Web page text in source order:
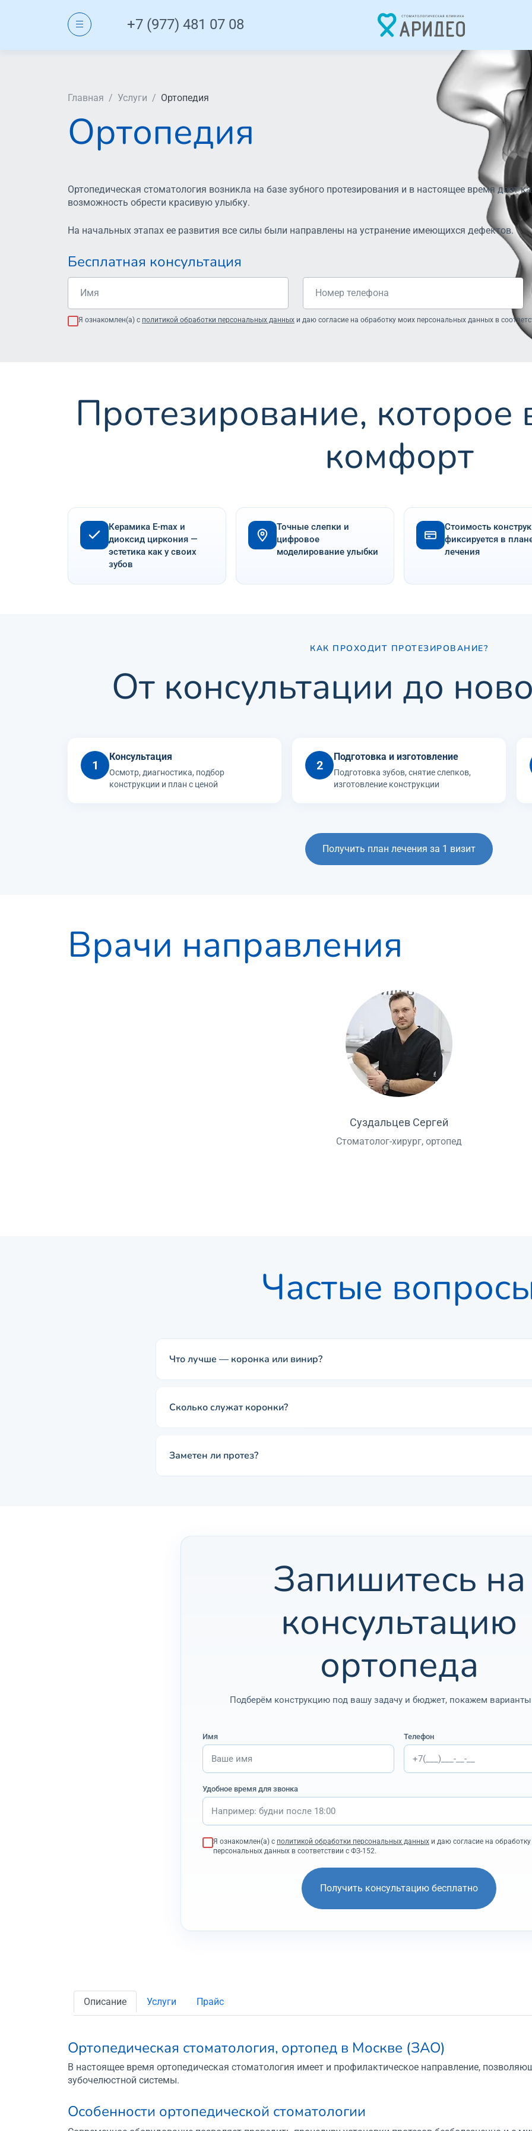
+7 (977) 481 07 08
Главная / Услуги / Ортопедия
Ортопедия
Ортопедическая стоматология возникла на базе зубного протезирования и в настоящее время дает
возможность обрести красивую улыбку.
На начальных этапах ее развития все силы были направлены на устранение имеющихся дефектов.
Бесплатная консультация
Я ознакомлен(а) с политикой обработки персональных данных и даю согласие на обработку моих персональных данных в
Протезирование, которое
комфорт
Керамика E-max и
диоксид циркония —
эстетика как у своих
зубов
Точные слепки и
цифровое
моделирование улыбки
Стоимость
фиксируется в
лечения
КАК ПРОХОДИТ ПРОТЕЗИРОВАНИЕ?
От консультации до
1
Консультация
Осмотр, диагностика, подбор
конструкции и план с ценой
2
Подготовка и изготовление
Подготовка зубов, снятие слепков,
изготовление конструкции
Получить план лечения за 1 визит
Врачи направления
Суздальцев Сергей
Стоматолог-хирург, ортопед
Частые
Что лучше — коронка или винир?
Сколько служат коронки?
Заметен ли протез?
Запишитесь на
консультацию
ортопеда
Подберём конструкцию под вашу задачу и бюджет, покажем
Имя Телефон
Удобное время для звонка
Я ознакомлен(а) с политикой обработки персональных данных и даю согласие на
персональных данных в соответствии с ФЗ-152.
Получить консультацию бесплатно
Описание Услуги Прайс
Ортопедическая стоматология, ортопед в Москве (ЗАО)
В настоящее время ортопедическая стоматология имеет и профилактическое направление,
зубочелюстной системы.
Особенности ортопедической стоматологии